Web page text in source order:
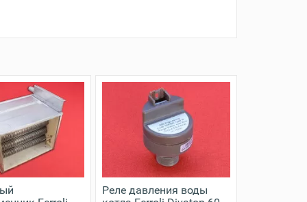
Реле давления воды